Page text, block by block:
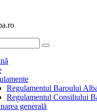
Regulamentul Baroului
Regulamentul Consiliului
generală